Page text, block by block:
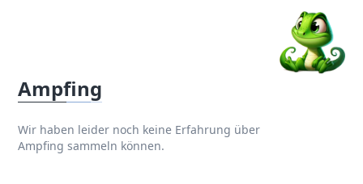
Ampfing
Wir haben leider noch keine Erfahrung über
Ampfing sammeln können.